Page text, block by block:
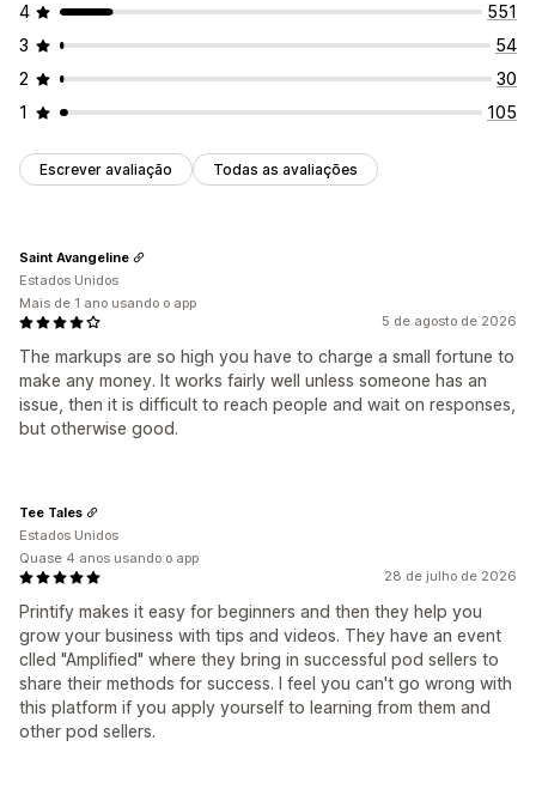
4
551
3
54
2
30
1
105
Escrever avaliação Todas as avaliações
5 de agosto de 2026
The markups are so high you have to charge a small fortune to
make any money. It works fairly well unless someone has an
issue, then it is difficult to reach people and wait on responses,
but otherwise good.
Saint Avangeline
Estados Unidos
Mais de 1 ano usando o app
28 de julho de 2026
Printify makes it easy for beginners and then they help you
grow your business with tips and videos. They have an event
clled "Amplified" where they bring in successful pod sellers to
share their methods for success. I feel you can't go wrong with
this platform if you apply yourself to learning from them and
other pod sellers.
Tee Tales
Estados Unidos
Quase 4 anos usando o app